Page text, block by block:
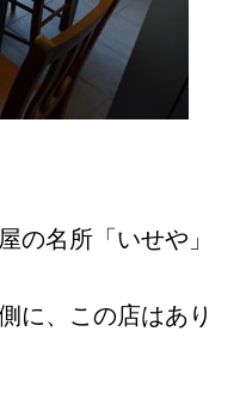
の名所「いせや」
に、この店はあり